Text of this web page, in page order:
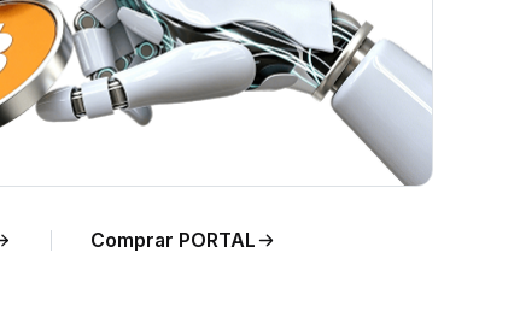
Comprar PORTAL